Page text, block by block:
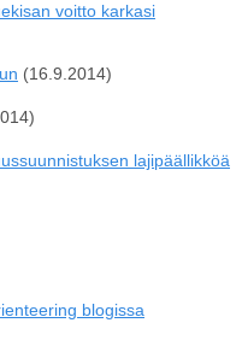
voitto karkasi
(16.9.2014)
lajipäällikköä
blogissa